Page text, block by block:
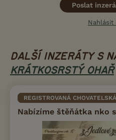
Poslat
Nahlásit
DALŠÍ INZERÁTY S
KRÁTKOSRSTÝ OHAŘ
REGISTROVANÁ
Nabízíme štěňátka nko